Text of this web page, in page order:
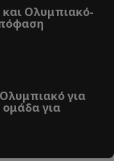
και Ολυμπιακό-
για
ομάδα για